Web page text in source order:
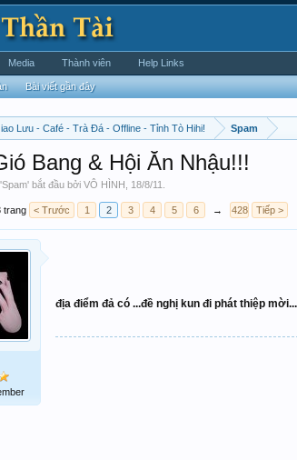
Lưu - Café - Trà Đá - Offline - Tỉnh Tò Hihi! Spam
Bang & Hội Ăn Nhậu!!!
Spam' bắt đầu bởi VÔ HÌNH 18/8/11
trang < Trước 1 2 3 4 5 6 → 428 Tiếp >
địa điểm đả có ...đề nghị kun đi phát thiệp
Bài viết gần đây
Media Thành viên Help Links